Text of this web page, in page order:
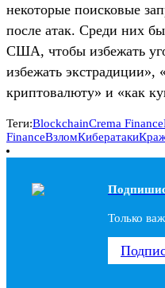
некоторые поисковые
после атак. Среди них
США, чтобы избежать
избежать экстрадиции»,
криптовалюту» и «как
Теги:BlockchainCrema Finance
FinanceВзломКибератаки
Только